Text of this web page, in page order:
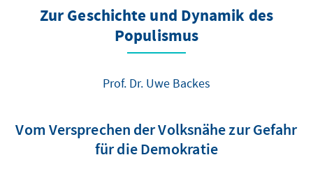
Zur Geschichte und Dynamik des
Populismus
Prof. Dr. Uwe Backes
Vom Versprechen der Volksnähe zur Gefahr
für die Demokratie